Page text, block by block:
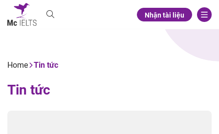
Nhận tài liệu
Home Tin tức
Tin tức